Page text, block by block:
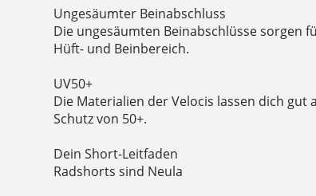
Ungesäumter Beinabschluss
Die ungesäumten Beinabschlüsse sorgen
Hüft- und Beinbereich.
UV50+
Die Materialien der Velocis lassen dich gut
Schutz von 50+.
Dein Short-Leitfaden
Radshorts sind Neula